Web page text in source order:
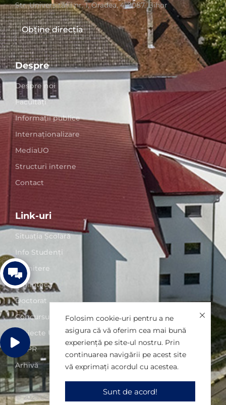
Str. Universităţii nr. 1, Oradea, 410087, Bihor
Obține direcția
Despre
Despre noi
Facultăți
Informații publice
Internaționalizare
MediaUO
Structuri interne
Contact
Link-uri
Situaţia Școlară
Info Studenți
Admitere
Biblioteca
Doctorat
Concursuri posturi
Proiecte UO
GDPR
Arhivă
© 2025 Universitatea din Oradea. Toate drepturile rezervate
Folosim cookie-uri pentru a ne
asigura că vă oferim cea mai bună
experiență pe site-ul nostru. Prin
continuarea navigării pe acest site
vă exprimați acordul cu acestea.
Sunt de acord!